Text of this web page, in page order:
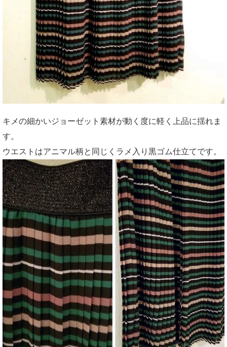
キメの細かいジョーゼット素材が動く度に軽く上品に揺れま
す。
ウエストはアニマル柄と同じくラメ入り黒ゴム仕立てです。